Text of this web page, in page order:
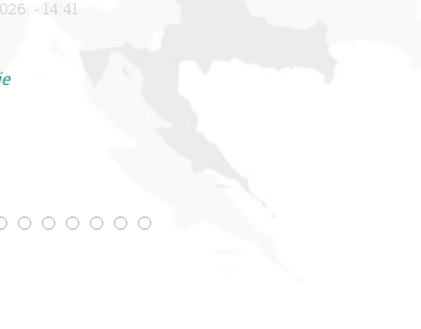
- 14:41